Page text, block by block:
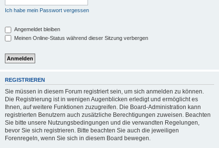
Ich habe mein Passwort vergessen
Angemeldet bleiben
Meinen Online-Status während dieser Sitzung verbergen
REGISTRIEREN
Sie müssen in diesem Forum registriert sein, um sich anmelden zu können.
Die Registrierung ist in wenigen Augenblicken erledigt und ermöglicht es
Ihnen, auf weitere Funktionen zuzugreifen. Die Board-Administration kann
registrierten Benutzern auch zusätzliche Berechtigungen zuweisen. Beachten
Sie bitte unsere Nutzungsbedingungen und die verwandten Regelungen,
bevor Sie sich registrieren. Bitte beachten Sie auch die jeweiligen
Forenregeln, wenn Sie sich in diesem Board bewegen.